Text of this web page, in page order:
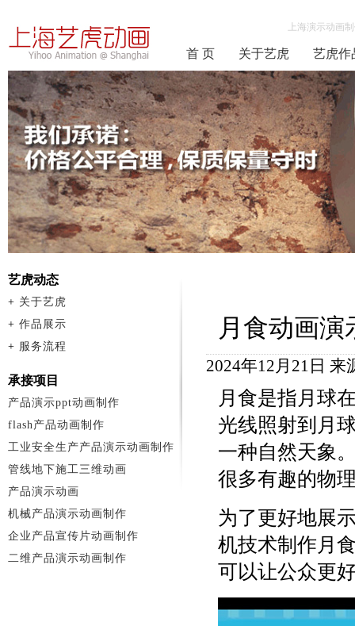
上海演示动画
首 页 关于艺虎 艺虎作
月食动画
2024年12月21日 来
月食是指月球
光线照射到月
一种自然天象
很多有趣的物
为了更好地展
机技术制作月
可以让公众更
艺虎动态
+ 关于艺虎
+ 作品展示
+ 服务流程
承接项目
产品演示ppt动画制作
flash产品动画制作
工业安全生产产品演示动画制作
管线地下施工三维动画
产品演示动画
机械产品演示动画制作
企业产品宣传片动画制作
二维产品演示动画制作